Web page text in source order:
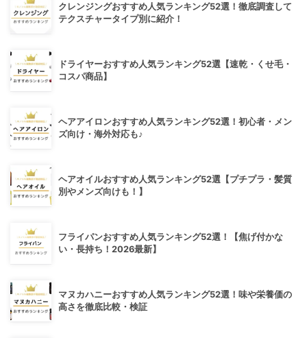
クレンジングおすすめ人気ランキング52選！徹底調査して
テクスチャータイプ別に紹介！
ドライヤーおすすめ人気ランキング52選【速乾・くせ毛・
コスパ商品】
ヘアアイロンおすすめ人気ランキング52選！初心者・メン
ズ向け・海外対応も♪
ヘアオイルおすすめ人気ランキング52選【プチプラ・髪質
別やメンズ向けも！】
フライパンおすすめ人気ランキング52選！【焦げ付かな
い・長持ち！2026最新】
マヌカハニーおすすめ人気ランキング52選！味や栄養価の
高さを徹底比較・検証